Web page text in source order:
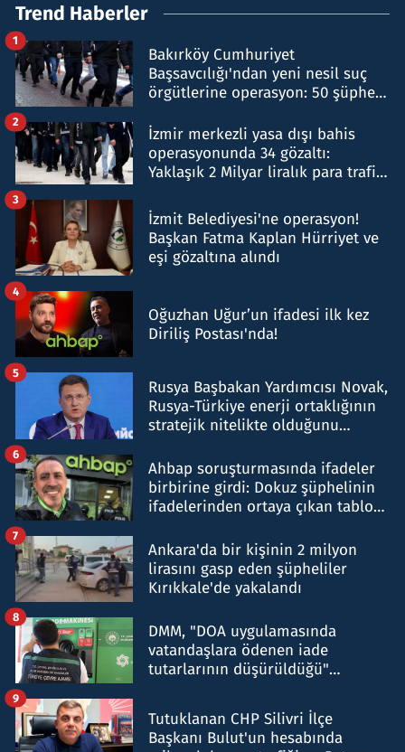
Trend Haberler
Bakırköy Cumhuriyet
Başsavcılığı'ndan yeni nesil suç
örgütlerine operasyon: 50 şüpheli
1
İzmir merkezli yasa dışı bahis
operasyonunda 34 gözaltı:
Yaklaşık 2 Milyar liralık para trafiği
2
İzmit Belediyesi'ne operasyon!
Başkan Fatma Kaplan Hürriyet ve
eşi gözaltına alındı
3
Oğuzhan Uğur’un ifadesi ilk kez
Diriliş Postası'nda!
4
Rusya Başbakan Yardımcısı Novak,
Rusya-Türkiye enerji ortaklığının
stratejik nitelikte olduğunu
5
Ahbap soruşturmasında ifadeler
birbirine girdi: Dokuz şüphelinin
ifadelerinden ortaya çıkan tablo
6
Ankara'da bir kişinin 2 milyon
lirasını gasp eden şüpheliler
Kırıkkale'de yakalandı
7
DMM, "DOA uygulamasında
vatandaşlara ödenen iade
tutarlarının düşürüldüğü"
8
Tutuklanan CHP Silivri İlçe
Başkanı Bulut'un hesabında
9